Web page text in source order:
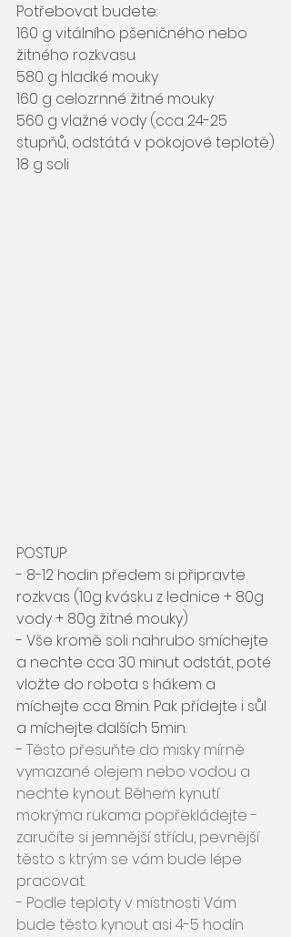
Potřebovat budete:
160 g vitálního pšeničného nebo
žitného rozkvasu
580 g hladké mouky
160 g celozrnné žitné mouky
560 g vlažné vody (cca 24-25
stupňů, odstátá v pokojové teplotě)
18 g soli
POSTUP:
- 8-12 hodin předem si připravte
rozkvas (10g kvásku z lednice + 80g
vody + 80g žitné mouky)
- Vše kromě soli nahrubo smíchejte
a nechte cca 30 minut odstát, poté
vložte do robota s hákem a
míchejte cca 8min. Pak přidejte i sůl
a míchejte dalších 5min.
- Těsto přesuňte do misky mírně
vymazané olejem nebo vodou a
nechte kynout. Během kynutí
mokrýma rukama popřekládejte -
zaručíte si jemnější střídu, pevnější
těsto s ktrým se vám bude lépe
pracovat.
- Podle teploty v místnosti Vám
bude těsto kynout asi 4-5 hodín